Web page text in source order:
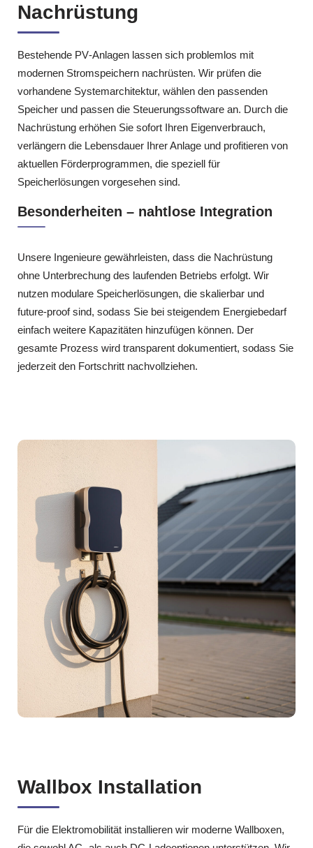
Nachrüstung
Bestehende PV‑Anlagen lassen sich problemlos mit
modernen Stromspeichern nachrüsten. Wir prüfen die
vorhandene Systemarchitektur, wählen den passenden
Speicher und passen die Steuerungssoftware an. Durch die
Nachrüstung erhöhen Sie sofort Ihren Eigenverbrauch,
verlängern die Lebensdauer Ihrer Anlage und profitieren von
aktuellen Förderprogrammen, die speziell für
Speicherlösungen vorgesehen sind.
Besonderheiten – nahtlose Integration
Unsere Ingenieure gewährleisten, dass die Nachrüstung
ohne Unterbrechung des laufenden Betriebs erfolgt. Wir
nutzen modulare Speicherlösungen, die skalierbar und
future‑proof sind, sodass Sie bei steigendem Energiebedarf
einfach weitere Kapazitäten hinzufügen können. Der
gesamte Prozess wird transparent dokumentiert, sodass Sie
jederzeit den Fortschritt nachvollziehen.
Wallbox Installation
Für die Elektromobilität installieren wir moderne Wallboxen,